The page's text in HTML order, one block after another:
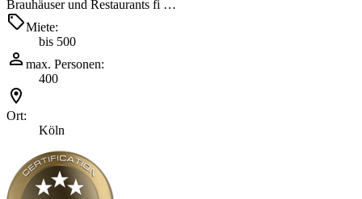
Brauhäuser und Restaurants fi …
Miete:
bis 500
max. Personen:
400
Ort:
Köln